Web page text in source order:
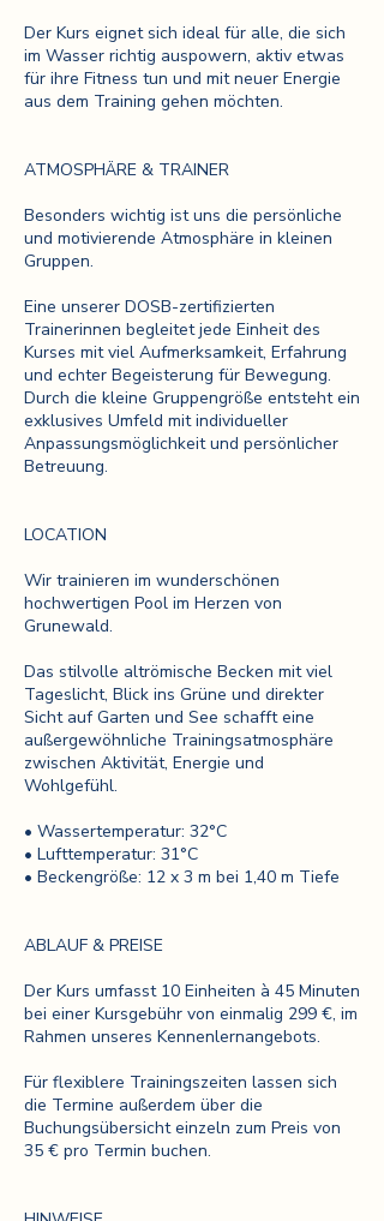
Der Kurs eignet sich ideal für alle, die sich
im Wasser richtig auspowern, aktiv etwas
für ihre Fitness tun und mit neuer Energie
aus dem Training gehen möchten.
ATMOSPHÄRE & TRAINER
Besonders wichtig ist uns die persönliche
und motivierende Atmosphäre in kleinen
Gruppen.
Eine unserer DOSB-zertifizierten
Trainerinnen begleitet jede Einheit des
Kurses mit viel Aufmerksamkeit, Erfahrung
und echter Begeisterung für Bewegung.
Durch die kleine Gruppengröße entsteht ein
exklusives Umfeld mit individueller
Anpassungsmöglichkeit und persönlicher
Betreuung.
LOCATION
Wir trainieren im wunderschönen
hochwertigen Pool im Herzen von
Grunewald.
Das stilvolle altrömische Becken mit viel
Tageslicht, Blick ins Grüne und direkter
Sicht auf Garten und See schafft eine
außergewöhnliche Trainingsatmosphäre
zwischen Aktivität, Energie und
Wohlgefühl.
• Wassertemperatur: 32°C
• Lufttemperatur: 31°C
• Beckengröße: 12 x 3 m bei 1,40 m Tiefe
ABLAUF & PREISE
Der Kurs umfasst 10 Einheiten à 45 Minuten
bei einer Kursgebühr von einmalig 299 €, im
Rahmen unseres Kennenlernangebots.
Für flexiblere Trainingszeiten lassen sich
die Termine außerdem über die
Buchungsübersicht einzeln zum Preis von
35 € pro Termin buchen.